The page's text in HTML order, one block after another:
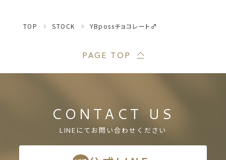
TOP STOCK YBpossチョコレート♂
CONTACT US
LINEにてお問い合わせください
PAGE TOP